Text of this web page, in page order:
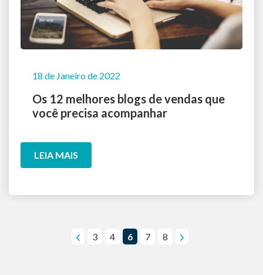
18 de Janeiro de 2022
Os 12 melhores blogs de vendas que
você precisa acompanhar
LEIA MAIS
3 4 6 7 8